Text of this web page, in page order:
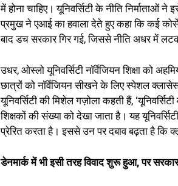
में होना चाहिए। यूनिवर्सिटी के नीति निर्माताओं
प्रमुख ने एआई का हवाला देते हुए कहा कि कई
बाद डच सरकार गिर गई, जिससे नीति अधर में
उधर, ओस्लो यूनिवर्सिटी नॉर्वेजियन शिक्षा को
छात्रों को नॉर्वेजियन सीखने के लिए स्पेशल क्लासेस
यूनिवर्सिटी की मिशेल गज़ोला कहती हैं,
शिक्षकों की संख्या को देखा जाता है। यह
प्रेरित करता है। इससे उन पर दबाव बढ़ता है कि
डेनमार्क में भी इसी तरह विवाद शुरू हुआ, पर